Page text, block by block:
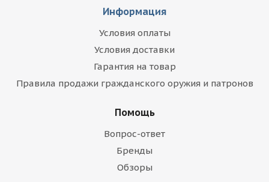
Информация
Условия оплаты
Условия доставки
Гарантия на товар
Правила продажи гражданского оружия и патронов
Помощь
Вопрос-ответ
Бренды
Обзоры